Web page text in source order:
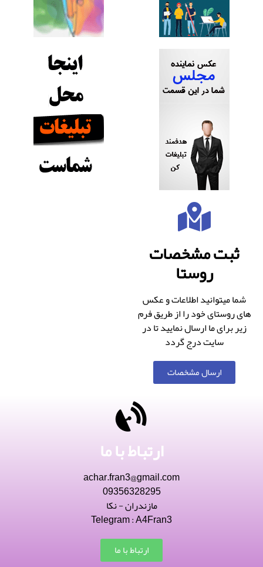
ثبت مشخصات
روستا
شما میتوانید اطلاعات و عکس
های روستای خود را از طریق فرم
زیر برای ما ارسال نمایید تا در
سایت درج گردد
ارسال مشخصات
ارتباط با ما
achar.fran3@gmail.com
09356328295
مازندران - نکا
Telegram : A4Fran3
ارتباط با ما